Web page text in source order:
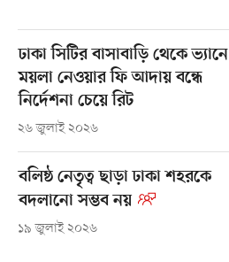
ঢাকা সিটির বাসাবাড়ি থেকে ভ্যানে
ময়লা নেওয়ার ফি আদায় বন্ধে
নির্দেশনা চেয়ে রিট
২৬ জুলাই ২০২৬
বলিষ্ঠ নেতৃত্ব ছাড়া ঢাকা শহরকে
বদলানো সম্ভব নয়
১৯ জুলাই ২০২৬